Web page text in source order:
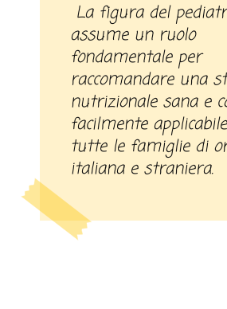
La figura del
assume un ruolo
fondamentale per
raccomandare una
nutrizionale sana e
facilmente
tutte le famiglie di
italiana e straniera.